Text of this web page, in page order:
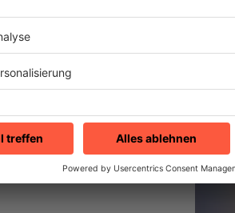
Elton John soll
Grenzsoldaten